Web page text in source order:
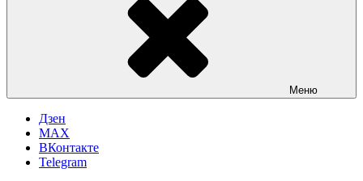
Меню
Дзен
MAX
ВКонтакте
Telegram